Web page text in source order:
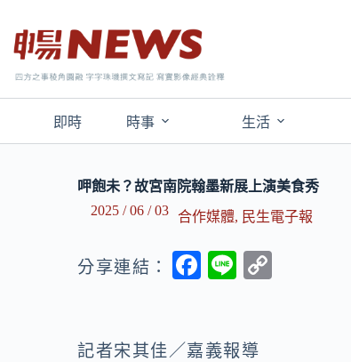
即時 時事 生活
呷飽未？故宮南院翰墨新展上演美食秀
2025 / 06 / 03
合作媒體, 民生電子報
分享連結：
F
b
Li
記者宋其佳／嘉義報導